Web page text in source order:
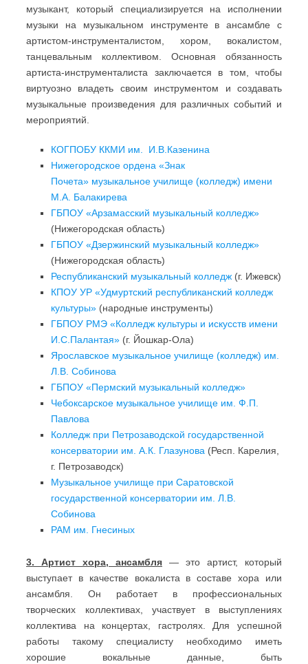
музыкант, который специализируется на исполнении
музыки на музыкальном инструменте в ансамбле с
артистом-инструменталистом, хором, вокалистом,
танцевальным коллективом. Основная обязанность
артиста-инструменталиста заключается в том, чтобы
виртуозно владеть своим инструментом и создавать
музыкальные произведения для различных событий и
мероприятий.
КОГПОБУ ККМИ им. И.В.Казенина
Нижегородское ордена «Знак
Почета» музыкальное училище (колледж) имени
М.А. Балакирева
ГБПОУ «Арзамасский музыкальный колледж»
(Нижегородская область)
ГБПОУ «Дзержинский музыкальный колледж»
(Нижегородская область)
Республиканский музыкальный колледж (г. Ижевск)
КПОУ УР «Удмуртский республиканский колледж
культуры» (народные инструменты)
ГБПОУ РМЭ «Колледж культуры и искусств имени
И.С.Палантая» (г. Йошкар-Ола)
Ярославское музыкальное училище (колледж) им.
Л.В. Собинова
ГБПОУ «Пермский музыкальный колледж»
Чебоксарское музыкальное училище им. Ф.П.
Павлова
Колледж при Петрозаводской государственной
консерватории им. А.К. Глазунова (Респ. Карелия,
г. Петрозаводск)
Музыкальное училище при Саратовской
государственной консерватории им. Л.В.
Собинова
РАМ им. Гнесиных
3. Артист хора, ансамбля — это артист, который
выступает в качестве вокалиста в составе хора или
ансамбля. Он работает в профессиональных
творческих коллективах, участвует в выступлениях
коллектива на концертах, гастролях. Для успешной
работы такому специалисту необходимо иметь
хорошие вокальные данные, быть